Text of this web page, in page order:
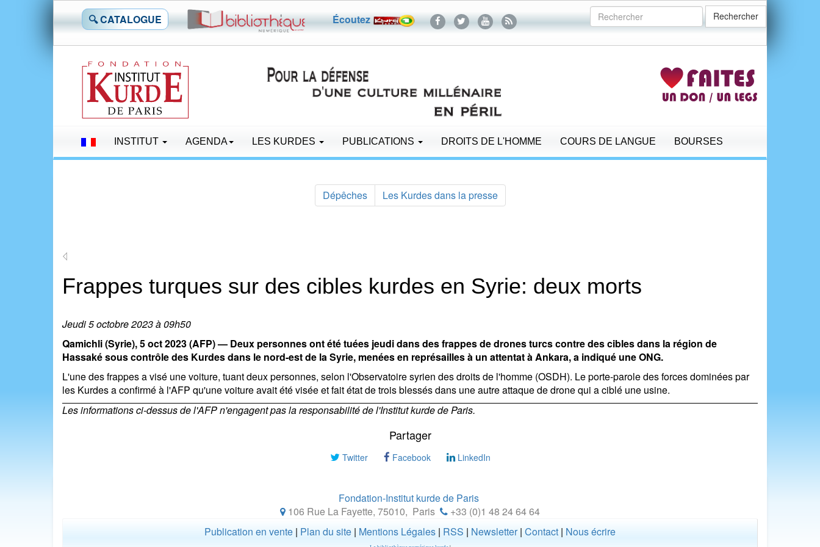
🔍 CATALOGUE Écoutez Rechercher
INSTITUT AGENDA LES KURDES PUBLICATIONS DROITS DE L'HOMME COURS DE LANGUE BOURSES
Dépêches Les Kurdes dans la presse
Frappes turques sur des cibles kurdes en Syrie: deux morts
Jeudi 5 octobre 2023 à 09h50
Qamichli (Syrie), 5 oct 2023 (AFP) — Deux personnes ont été tuées jeudi dans des frappes de drones turcs contre des cibles dans la région de
Hassaké sous contrôle des Kurdes dans le nord-est de la Syrie, menées en représailles à un attentat à Ankara, a indiqué une ONG.
L'une des frappes a visé une voiture, tuant deux personnes, selon l'Observatoire syrien des droits de l'homme (OSDH). Le porte-parole des forces dominées par
les Kurdes a confirmé à l'AFP qu'une voiture avait été visée et fait état de trois blessés dans une autre attaque de drone qui a ciblé une usine.
Les informations ci-dessus de l'AFP n'engagent pas la responsabilité de l'Institut kurde de Paris.
Partager
Twitter Facebook LinkedIn
Fondation-Institut kurde de Paris
106 Rue La Fayette, 75010, Paris
+33 (0)1 48 24 64 64
Publication en vente | Plan du site | Mentions Légales | RSS | Newsletter| Contact| Nous écrire